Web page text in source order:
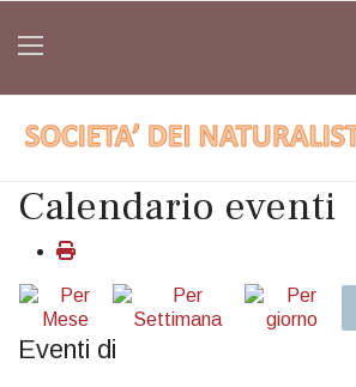
Calendario eventi
Eventi di